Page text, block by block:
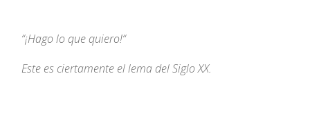
“¡Hago lo que quiero!“
Este es ciertamente el lema del Siglo XX.